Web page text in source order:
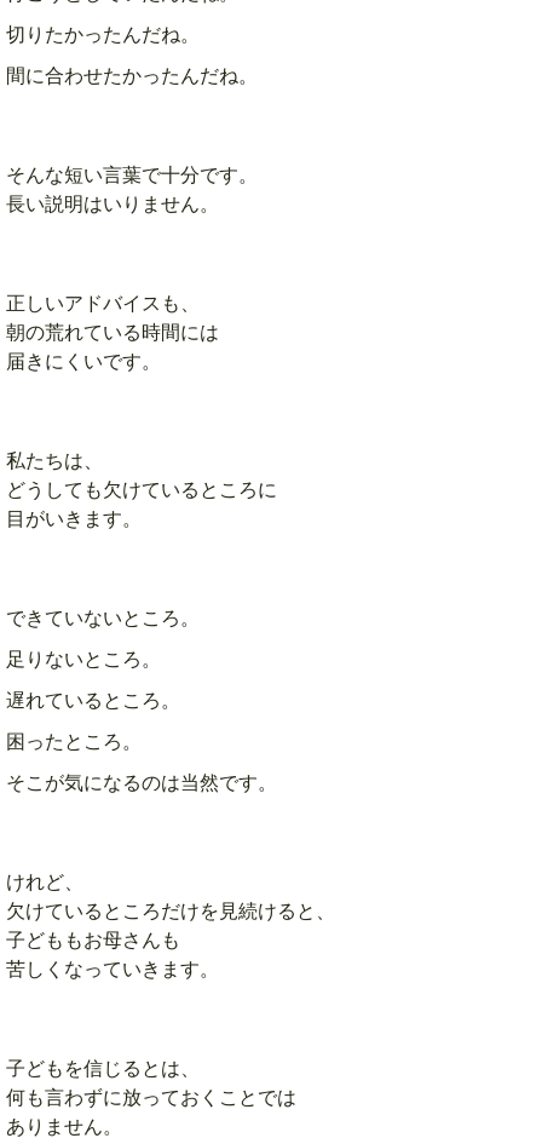
切りたかったんだね。
間に合わせたかったんだね。
そんな短い言葉で十分です。
長い説明はいりません。
正しいアドバイスも、
朝の荒れている時間には
届きにくいです。
私たちは、
どうしても欠けているところに
目がいきます。
できていないところ。
足りないところ。
遅れているところ。
困ったところ。
そこが気になるのは当然です。
けれど、
欠けているところだけを見続けると、
子どももお母さんも
苦しくなっていきます。
子どもを信じるとは、
何も言わずに放っておくことでは
ありません。